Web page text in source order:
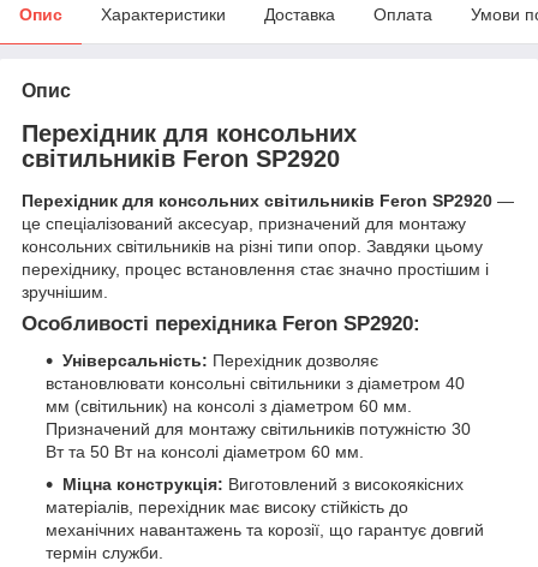
Опис Характеристики Доставка Оплата Умови
Опис
Перехідник для консольних
світильників Feron SP2920
Перехідник для консольних світильників Feron SP2920 —
це спеціалізований аксесуар, призначений для монтажу
консольних світильників на різні типи опор. Завдяки цьому
перехіднику, процес встановлення стає значно простішим і
зручнішим.
Особливості перехідника Feron SP2920:
Універсальність: Перехідник дозволяє
встановлювати консольні світильники з діаметром 40
мм (світильник) на консолі з діаметром 60 мм.
Призначений для монтажу світильників потужністю 30
Вт та 50 Вт на консолі діаметром 60 мм.
Міцна конструкція: Виготовлений з високоякісних
матеріалів, перехідник має високу стійкість до
механічних навантажень та корозії, що гарантує довгий
термін служби.